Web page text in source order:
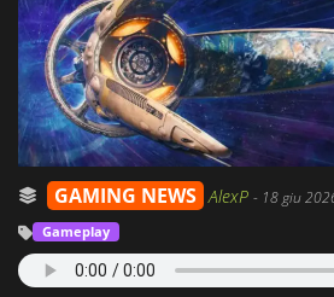
GAMING NEWS AlexP - 18 giu
Gameplay